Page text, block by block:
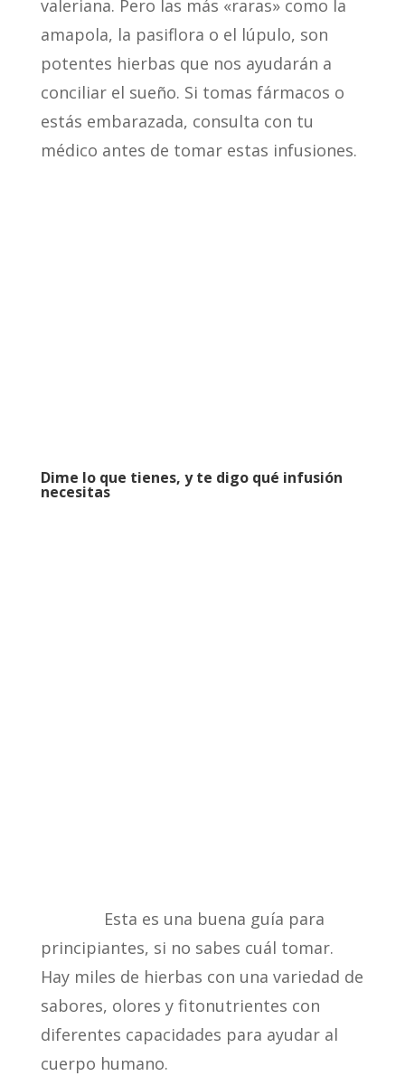
valeriana. Pero las más «raras» como la
amapola, la pasiflora o el lúpulo, son
potentes hierbas que nos ayudarán a
conciliar el sueño. Si tomas fármacos o
estás embarazada, consulta con tu
médico antes de tomar estas infusiones.
Dime lo que tienes, y te digo qué infusión
necesitas
Esta es una buena guía para
principiantes, si no sabes cuál tomar.
Hay miles de hierbas con una variedad de
sabores, olores y fitonutrientes con
diferentes capacidades para ayudar al
cuerpo humano.